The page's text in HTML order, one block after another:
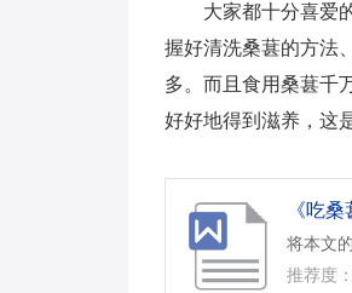
大家都十分喜爱
握好清洗桑葚的方法
多。而且食用桑葚千
好好地得到滋养，这
《吃
将本文
推荐度：